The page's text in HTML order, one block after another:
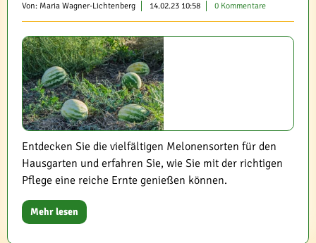
Von: Maria Wagner-Lichtenberg 14.02.23 10:58 0 Kommentare
Entdecken Sie die vielfältigen Melonensorten für den
Hausgarten und erfahren Sie, wie Sie mit der richtigen
Pflege eine reiche Ernte genießen können.
Mehr lesen